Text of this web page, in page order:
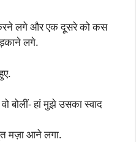
लगे और एक दूसरे को कस
लगे.
बोलीं- हां मुझे उसका स्वाद
मज़ा आने लगा.